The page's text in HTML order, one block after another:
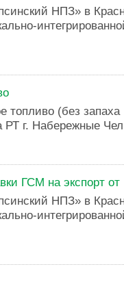
НПЗ» в
топливо (без
РТ г. Набережные
ГСМ на экспорт
НПЗ» в